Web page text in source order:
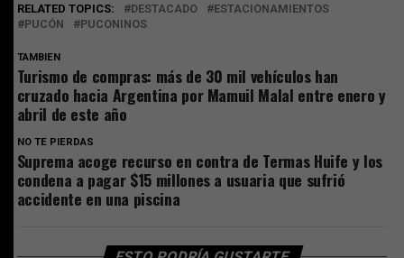
RELATED TOPICS: DESTACADO
ESTACIONAMIENTOS
PUCÓN
PUCONINOS
TAMBIEN
Turismo de compras: más de 30 mil vehículos han
cruzado hacia Argentina por Mamuil Malal entre enero y
abril de este año
NO TE PIERDAS
Suprema acoge recurso en contra de Termas Huife y los
condena a pagar $15 millones a usuaria que sufrió
accidente en una piscina